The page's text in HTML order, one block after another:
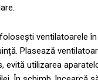
ventilatoarele
Plasează
evită utilizarea